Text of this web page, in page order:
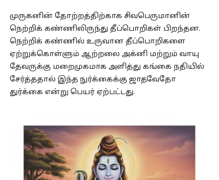
முருகனின் தோற்றத்திற்காக சிவபெருமானின்
நெற்றிக் கண்ணிலிருந்து தீப்பொறிகள் பிறந்தன.
நெற்றிக் கண்ணில் உருவான தீப்பொறிகளை
ஏற்றுக்கொள்ளும் ஆற்றலை அக்னி மற்றும் வாயு
தேவருக்கு மறைமுகமாக அளித்து கங்கை நதியில்
சேர்த்ததால் இந்த நுர்க்கைக்கு ஜாதவேதோ
துர்க்கை என்று பெயர் ஏற்பட்டது.